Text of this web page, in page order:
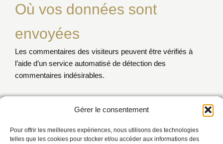
Gérer le consentement
Pour offrir les meilleures expériences, nous utilisons des technologies
telles que les cookies pour stocker et/ou accéder aux informations des
Où vos données sont
envoyées
Les commentaires des visiteurs peuvent être vérifiés à
l’aide d’un service automatisé de détection des
commentaires indésirables.
Aïkido Guilersvous invite à découvrir l’
Guilers , dans le Finistère
. Rejoignez notre dojo convivial pour
un cours d’essai et développez votre pratique.